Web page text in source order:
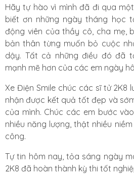
Hãy tự hào vì mình đã đi qua
biết ơn những ngày tháng học
động viên của thầy cô, cha mẹ,
bản thân từng muốn bỏ cuộc
dậy. Tất cả những điều đó đã
mạnh mẽ hơn của các em ngày
Xe Điện Smile chúc các sĩ tử 2K8
nhận được kết quả tốt đẹp và
của mình. Chúc các em bước
nhiều năng lượng, thật nhiều
công.
Tự tin hôm nay, tỏa sáng ngày
2K8 đã hoàn thành kỳ thi tốt